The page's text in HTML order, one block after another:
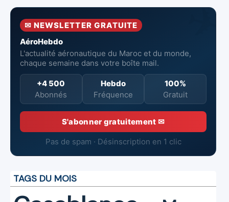
l’Aéroport
Mohammed V
✉ NEWSLETTER GRATUITE
AéroHebdo
L'actualité aéronautique du Maroc et du monde,
chaque semaine dans votre boîte mail.
+4 500
Abonnés
Hebdo
Fréquence
100%
Gratuit
S'abonner gratuitement ✉
Pas de spam · Désinscription en 1 clic
TAGS DU MOIS